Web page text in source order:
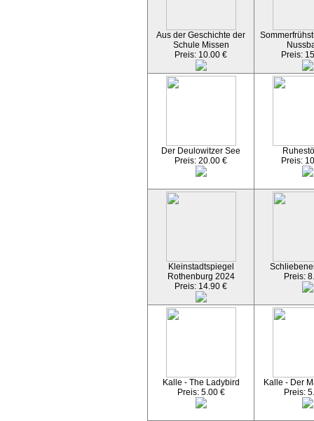
Aus der Geschichte der
Schule Missen
Preis: 10.00 €
Preis:
Der Deulowitzer See
Preis: 20.00 €
Preis:
Kleinstadtspiegel
Rothenburg 2024
Preis: 14.90 €
Preis:
Kalle - The Ladybird
Preis: 5.00 €
Kalle - Der
Preis: